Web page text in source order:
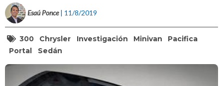
Esaú Ponce | 11/8/2019
300 Chrysler Investigación Minivan
Pacifica
Portal
Sedán